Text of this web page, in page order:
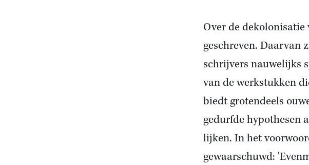
Over de
geschreven. Daarvan
schrijvers nauwelijks
van de werkstukken
biedt grotendeels
gedurfde hypothesen
lijken. In het
gewaarschuwd: